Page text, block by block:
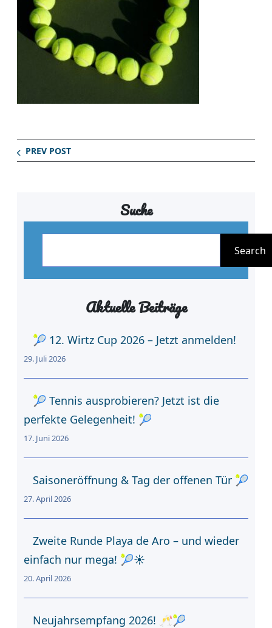
PREV POST
Suche
Search
Aktuelle Beiträge
🎾 12. Wirtz Cup 2026 – Jetzt anmelden!
29. Juli 2026
🎾 Tennis ausprobieren? Jetzt ist die
perfekte Gelegenheit! 🎾
17. Juni 2026
Saisoneröffnung & Tag der offenen Tür 🎾
27. April 2026
Zweite Runde Playa de Aro – und wieder
einfach nur mega! 🎾☀️
20. April 2026
Neujahrsempfang 2026! 🥂🎾